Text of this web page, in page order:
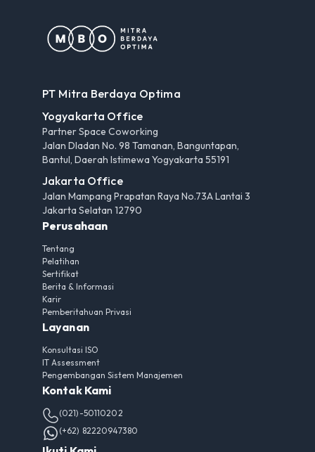
PT Mitra Berdaya Optima
Yogyakarta Office
Partner Space Coworking
Jalan Dladan No. 98 Tamanan, Banguntapan,
Bantul, Daerah Istimewa Yogyakarta 55191
Jakarta Office
Jalan Mampang Prapatan Raya No.73A Lantai 3
Jakarta Selatan 12790
Perusahaan
Tentang
Pelatihan
Sertifikat
Berita & Informasi
Karir
Pemberitahuan Privasi
Layanan
Konsultasi ISO
IT Assessment
Pengembangan Sistem Manajemen
Kontak Kami
(021)-50110202
(+62) 82220947380